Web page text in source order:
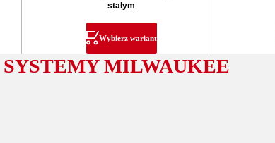
stałym
Wybierz wariant
SYSTEMY MILWAUKEE